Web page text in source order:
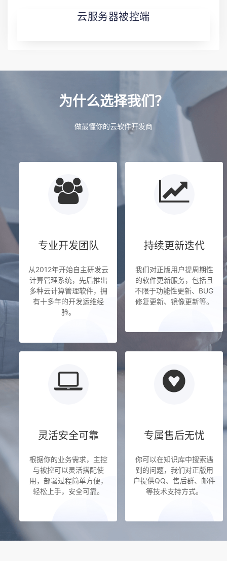
云服务器被控端
为什么选择我们？
做最懂你的云软件开发商
专业开发团队
从2012年开始自主研发云
计算管理系统，先后推出
多种云计算管理软件，拥
有十多年的开发运维经
验。
持续更新迭代
我们对正版用户提周期性
的软件更新服务，包括且
不限于功能性更新、BUG
修复更新、镜像更新等。
灵活安全可靠
根据你的业务需求，主控
与被控可以灵活搭配使
用，部署过程简单方便，
轻松上手，安全可靠。
专属售后无忧
你可以在知识库中搜索遇
到的问题，我们对正版用
户提供QQ、售后群、邮件
等技术支持方式。